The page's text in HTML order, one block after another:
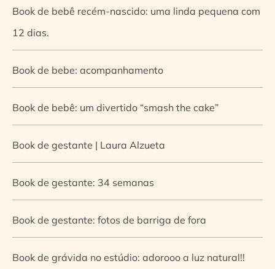
Book de bebê recém-nascido: uma linda pequena com
12 dias.
Book de bebe: acompanhamento
Book de bebê: um divertido “smash the cake”
Book de gestante | Laura Alzueta
Book de gestante: 34 semanas
Book de gestante: fotos de barriga de fora
Book de grávida no estúdio: adorooo a luz natural!!